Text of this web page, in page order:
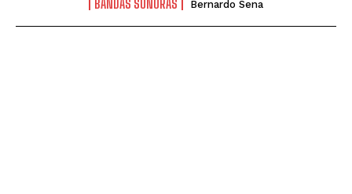
BANDAS SONORAS Bernardo Sena